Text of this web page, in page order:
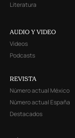
Literatura
AUDIO Y VIDEO
Videos
Podcasts
REVISTA
Número actual México
Número actual España
Destacados